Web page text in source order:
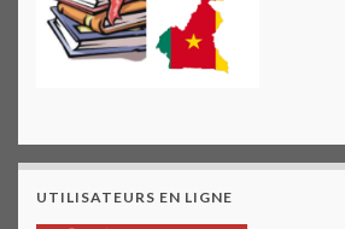
UTILISATEURS EN LIGNE